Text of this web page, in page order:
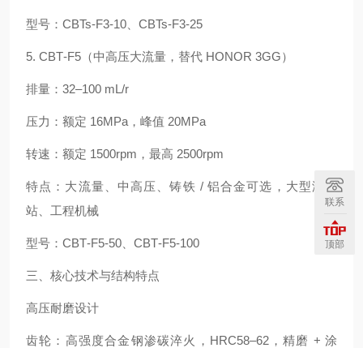
型号：CBTs‑F3‑10、CBTs‑F3‑25
5. CBT‑F5（中高压大流量，替代 HONOR 3GG）
排量：32–100 mL/r
压力：额定 16MPa，峰值 20MPa
转速：额定 1500rpm，最高 2500rpm
特点：大流量、中高压、铸铁 / 铝合金可选，大型液压
站、工程机械
型号：CBT‑F5‑50、CBT‑F5‑100
三、核心技术与结构特点
高压耐磨设计
齿轮：高强度合金钢渗碳淬火，HRC58–62，精磨 + 涂
联系
顶部